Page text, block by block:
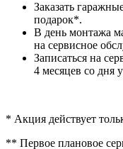
Заказать
подарок*.
В день монтажа
на сервисное
Записаться на
4 месяцев со дня
* Акция действует
** Первое плановое